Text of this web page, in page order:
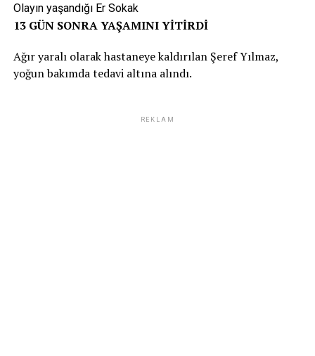
Olayın yaşandığı Er Sokak
13 GÜN SONRA YAŞAMINI YİTİRDİ
Ağır yaralı olarak hastaneye kaldırılan Şeref Yılmaz,
yoğun bakımda tedavi altına alındı.
REKLAM